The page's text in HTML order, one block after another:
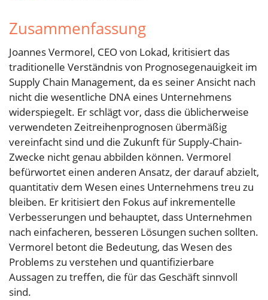
Zusammenfassung
Joannes Vermorel, CEO von Lokad, kritisiert das
traditionelle Verständnis von Prognosegenauigkeit im
Supply Chain Management, da es seiner Ansicht nach
nicht die wesentliche DNA eines Unternehmens
widerspiegelt. Er schlägt vor, dass die üblicherweise
verwendeten Zeitreihenprognosen übermäßig
vereinfacht sind und die Zukunft für Supply-Chain-
Zwecke nicht genau abbilden können. Vermorel
befürwortet einen anderen Ansatz, der darauf abzielt,
quantitativ dem Wesen eines Unternehmens treu zu
bleiben. Er kritisiert den Fokus auf inkrementelle
Verbesserungen und behauptet, dass Unternehmen
nach einfacheren, besseren Lösungen suchen sollten.
Vermorel betont die Bedeutung, das Wesen des
Problems zu verstehen und quantifizierbare
Aussagen zu treffen, die für das Geschäft sinnvoll
sind.